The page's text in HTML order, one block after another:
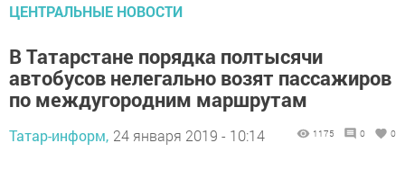
ЦЕНТРАЛЬНЫЕ НОВОСТИ
В Татарстане порядка полтысячи
автобусов нелегально возят пассажиров
по междугородним маршрутам
Татар-информ, 24 января 2019 - 10:14 1175 0 0